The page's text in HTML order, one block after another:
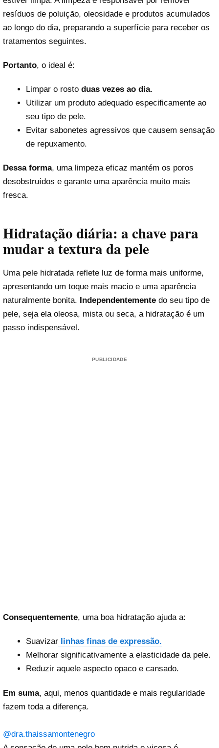
resíduos de poluição, oleosidade e produtos acumulados
ao longo do dia, preparando a superfície para receber os
tratamentos seguintes.
Portanto, o ideal é:
Limpar o rostoduas vezes ao dia.
Utilizar um produto adequado especificamente ao
seu tipo de pele.
Evitar sabonetes agressivos que causem sensação
de repuxamento.
Dessa forma, uma limpeza eficaz mantém os poros
desobstruídos e garante uma aparência muito mais
fresca.
Hidratação diária: a chave para
mudar a textura da pele
Uma pele hidratada reflete luz de forma mais uniforme,
apresentando um toque mais macio e uma aparência
naturalmente bonita. Independentemente do seu tipo de
pele, seja ela oleosa, mista ou seca, a hidratação é um
passo indispensável.
PUBLICIDADE
Consequentemente, uma boa hidratação ajuda a:
Suavizarlinhas finas de expressão.
Melhorar significativamente a elasticidade da pele.
Reduzir aquele aspecto opaco e cansado.
Em suma, aqui, menos quantidade e mais regularidade
fazem toda a diferença.
@dra.thaissamontenegro